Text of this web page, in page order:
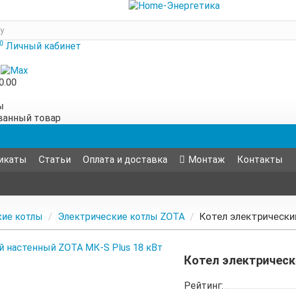
0 Личный кабинет
товар
Статьи Оплата и доставка Монтаж Контакты
котлы Электрические котлы ZOTA Котел
Котел
Рейтинг: